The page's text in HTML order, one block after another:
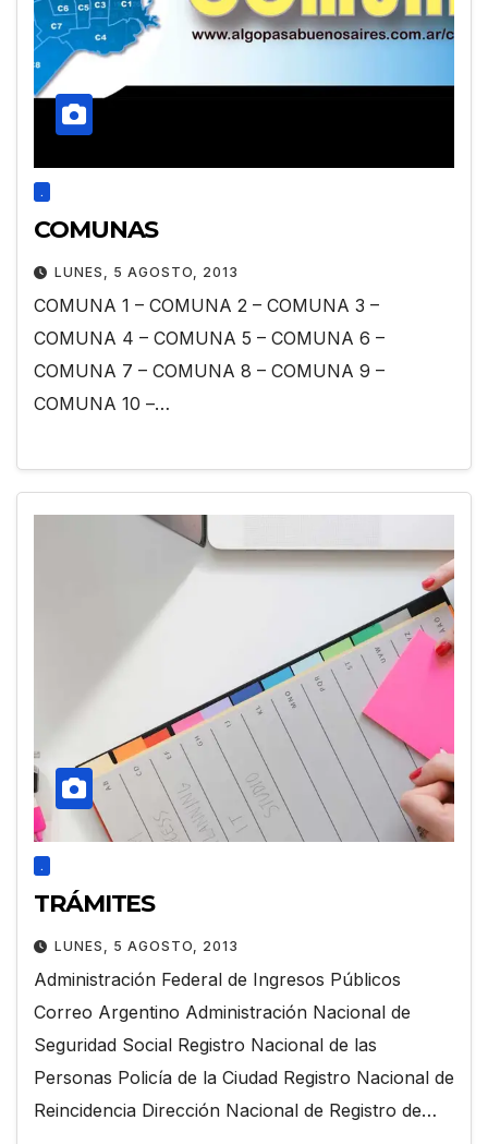
.
COMUNAS
LUNES, 5 AGOSTO, 2013
COMUNA 1 – COMUNA 2 – COMUNA 3 –
COMUNA 4 – COMUNA 5 – COMUNA 6 –
COMUNA 7 – COMUNA 8 – COMUNA 9 –
COMUNA 10 –…
.
TRÁMITES
LUNES, 5 AGOSTO, 2013
Administración Federal de Ingresos Públicos
Correo Argentino Administración Nacional de
Seguridad Social Registro Nacional de las
Personas Policía de la Ciudad Registro Nacional de
Reincidencia Dirección Nacional de Registro de…